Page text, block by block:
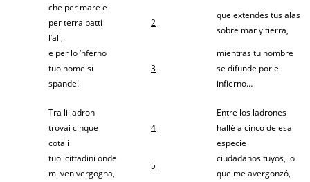
che per mare e
per terra batti
l’ali,
2
que extendés tus alas
sobre mar y tierra,
e per lo ‘nferno
tuo nome si
spande!
3
mientras tu nombre
se difunde por el
infierno…
Tra li ladron
trovai cinque
cotali
4
Entre los ladrones
hallé a cinco de esa
especie
tuoi cittadini onde
mi ven vergogna,
5
ciudadanos tuyos, lo
que me avergonzó,